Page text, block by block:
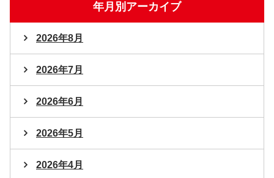
年月別アーカイブ
2026年8月
2026年7月
2026年6月
2026年5月
2026年4月